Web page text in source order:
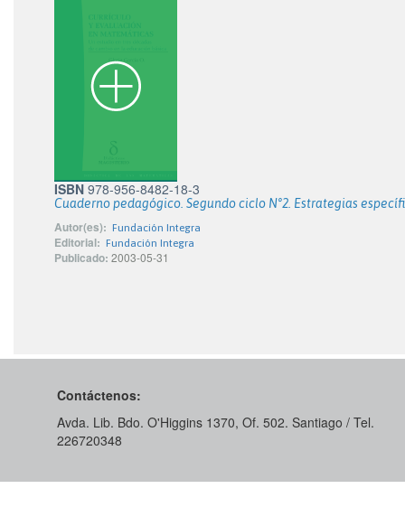
ISBN 978-956-8482-18-3
Cuaderno pedagógico. Segundo ciclo N°2. Estrategias
Autor(es): Fundación Integra
Editorial: Fundación Integra
Publicado: 2003-05-31
Contáctenos:
Avda. Lib. Bdo. O'Higgins 1370, Of. 502. Santiago / Tel.
226720348